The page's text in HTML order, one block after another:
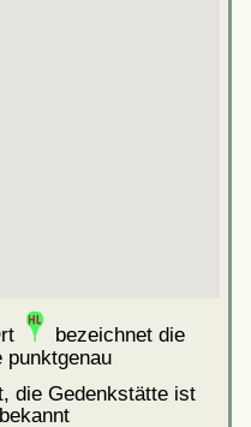
bezeichnet die
punktgenau
die Gedenkstätte ist